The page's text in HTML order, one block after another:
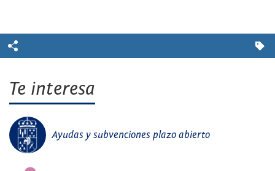
Te interesa
Ayudas y subvenciones plazo abierto